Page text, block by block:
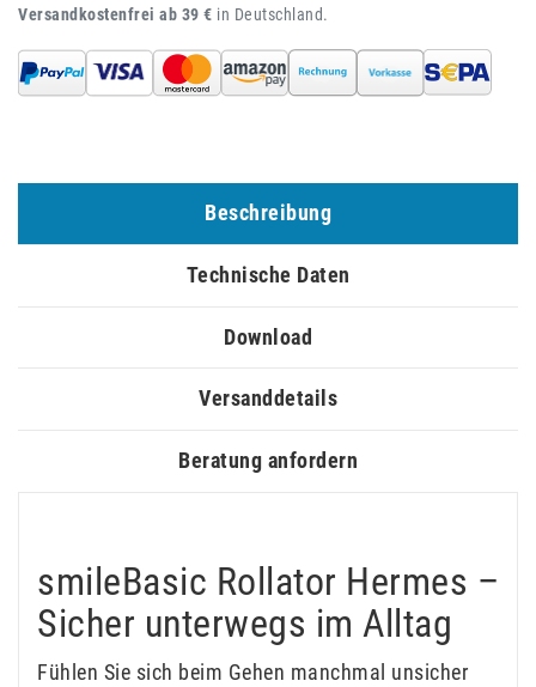
Versandkostenfrei ab 39 € in Deutschland.
Beschreibung
Technische Daten
Download
Versanddetails
Beratung anfordern
smileBasic Rollator Hermes –
Sicher unterwegs im Alltag
Fühlen Sie sich beim Gehen manchmal unsicher